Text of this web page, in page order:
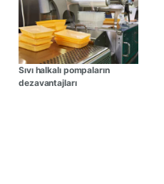
Sıvı halkalı pompaların
dezavantajları